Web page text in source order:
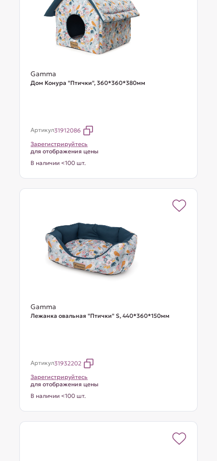
Gamma
Дом Конура "Птички", 360*360*380мм
Артикул31912086
Зарегистрируйтесь
для отображения цены
В наличии <100 шт.
Gamma
Лежанка овальная "Птички" S, 440*360*150мм
Артикул31932202
Зарегистрируйтесь
для отображения цены
В наличии <100 шт.